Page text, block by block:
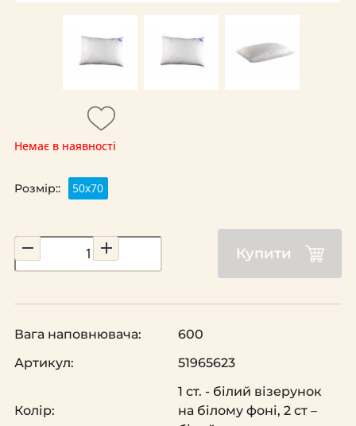
Немає в наявності
Розмір:: 50х70
Купити
Вага наповнювача:
600
Артикул:
51965623
Колір:
1 ст. - білий візерунок
на білому фоні, 2 ст –